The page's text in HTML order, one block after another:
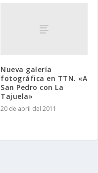
Nueva galería
fotográfica en TTN. «A
San Pedro con La
Tajuela»
20 de abril del 2011